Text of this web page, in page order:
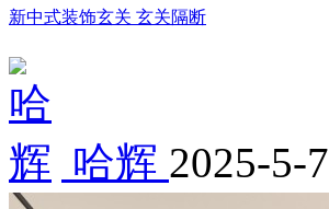
新中式装饰玄关 玄关隔断
哈辉 2025-5-7